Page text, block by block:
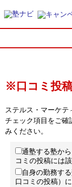
※口コミ投
ステルス・マーケ
チェック項目をご確
みください。
通塾する塾か
コミの投稿には
自身の勤務す
口コミの投稿）